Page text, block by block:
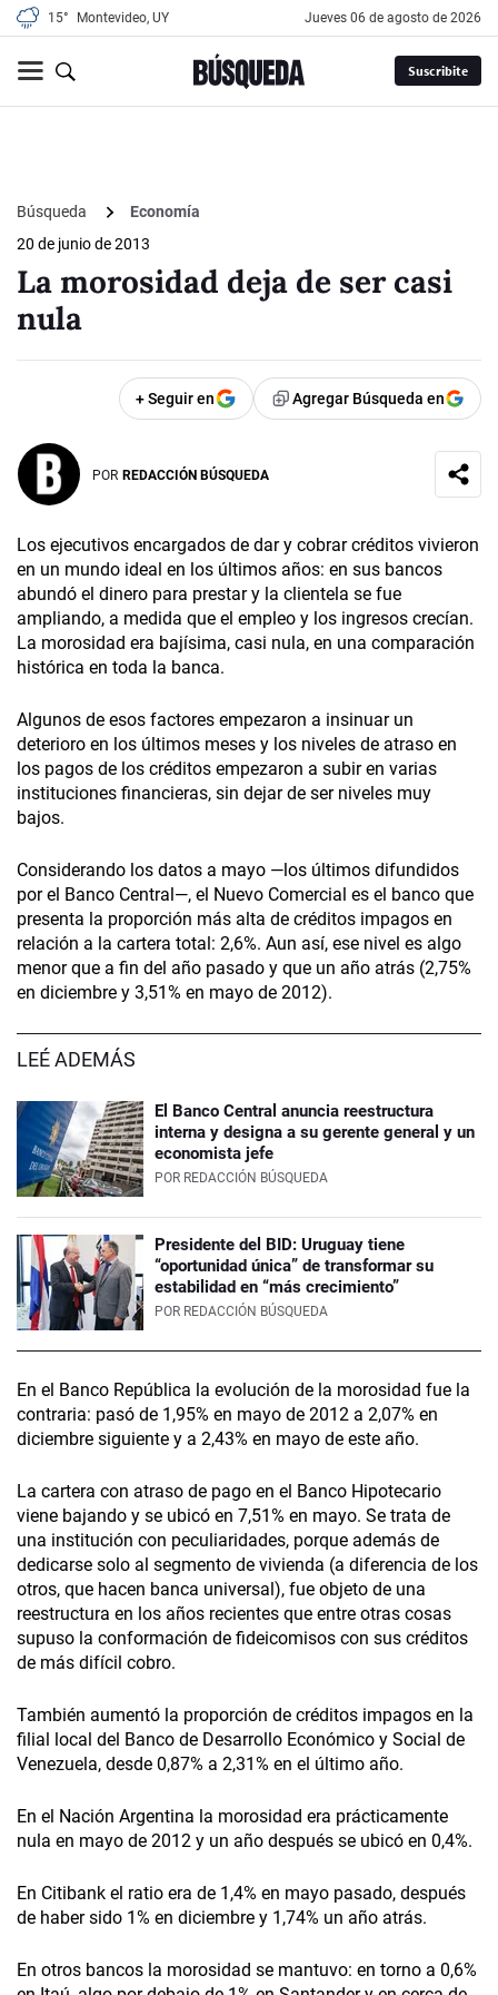
15° Montevideo, UY jueves 06 de agosto de 2026
Suscribite
Búsqueda
Economía
20 de junio de 2013
La morosidad deja de ser casi
nula
+ Seguir en Agregar Búsqueda en
POR REDACCIÓN BÚSQUEDA
Los ejecutivos encargados de dar y cobrar créditos vivieron
en un mundo ideal en los últimos años: en sus bancos
abundó el dinero para prestar y la clientela se fue
ampliando, a medida que el empleo y los ingresos crecían.
La morosidad era bajísima, casi nula, en una comparación
histórica en toda la banca.
Algunos de esos factores empezaron a insinuar un
deterioro en los últimos meses y los niveles de atraso en
los pagos de los créditos empezaron a subir en varias
instituciones financieras, sin dejar de ser niveles muy
bajos.
Considerando los datos a mayo —los últimos difundidos
por el Banco Central—, el Nuevo Comercial es el banco que
presenta la proporción más alta de créditos impagos en
relación a la cartera total: 2,6%. Aun así, ese nivel es algo
menor que a fin del año pasado y que un año atrás (2,75%
en diciembre y 3,51% en mayo de 2012).
LEÉ ADEMÁS
El Banco Central anuncia reestructura
interna y designa a su gerente general y un
economista jefe
POR REDACCIÓN BÚSQUEDA
Presidente del BID: Uruguay tiene
“oportunidad única” de transformar su
estabilidad en “más crecimiento”
POR REDACCIÓN BÚSQUEDA
En el Banco República la evolución de la morosidad fue la
contraria: pasó de 1,95% en mayo de 2012 a 2,07% en
diciembre siguiente y a 2,43% en mayo de este año.
La cartera con atraso de pago en el Banco Hipotecario
viene bajando y se ubicó en 7,51% en mayo. Se trata de
una institución con peculiaridades, porque además de
dedicarse solo al segmento de vivienda (a diferencia de los
otros, que hacen banca universal), fue objeto de una
reestructura en los años recientes que entre otras cosas
supuso la conformación de fideicomisos con sus créditos
de más difícil cobro.
También aumentó la proporción de créditos impagos en la
filial local del Banco de Desarrollo Económico y Social de
Venezuela, desde 0,87% a 2,31% en el último año.
En el Nación Argentina la morosidad era prácticamente
nula en mayo de 2012 y un año después se ubicó en 0,4%.
En Citibank el ratio era de 1,4% en mayo pasado, después
de haber sido 1% en diciembre y 1,74% un año atrás.
En otros bancos la morosidad se mantuvo: en torno a 0,6%